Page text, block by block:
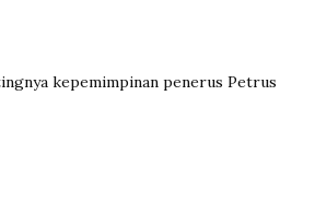
kepemimpinan penerus Petrus